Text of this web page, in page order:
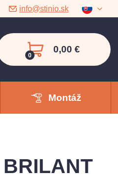
info@stinio.sk
0
0,00 €
Montáž